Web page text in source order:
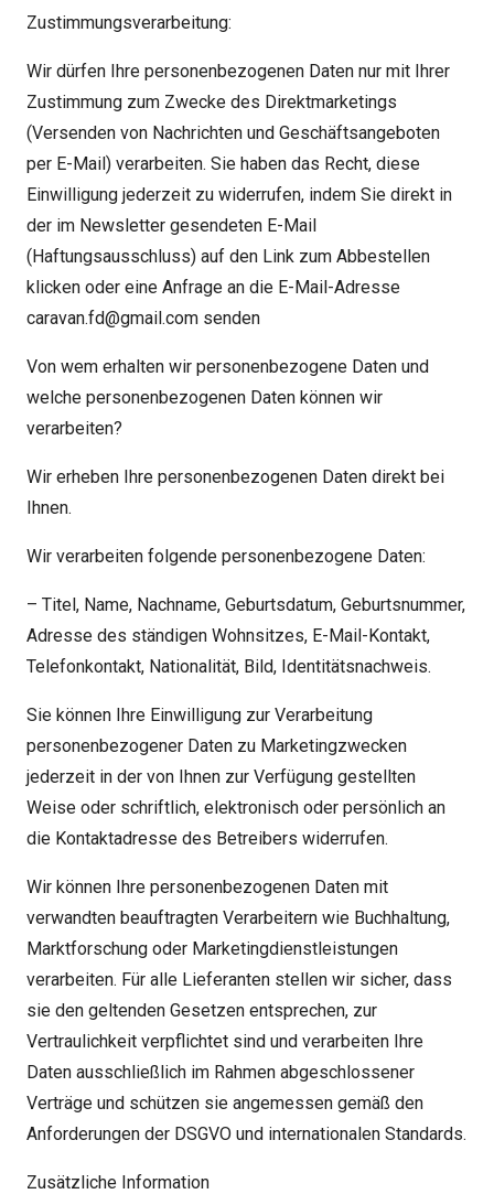
Zustimmungsverarbeitung:
Wir dürfen Ihre personenbezogenen Daten nur mit Ihrer
Zustimmung zum Zwecke des Direktmarketings
(Versenden von Nachrichten und Geschäftsangeboten
per E-Mail) verarbeiten. Sie haben das Recht, diese
Einwilligung jederzeit zu widerrufen, indem Sie direkt in
der im Newsletter gesendeten E-Mail
(Haftungsausschluss) auf den Link zum Abbestellen
klicken oder eine Anfrage an die E-Mail-Adresse
caravan.fd@gmail.com senden
Von wem erhalten wir personenbezogene Daten und
welche personenbezogenen Daten können wir
verarbeiten?
Wir erheben Ihre personenbezogenen Daten direkt bei
Ihnen.
Wir verarbeiten folgende personenbezogene Daten:
– Titel, Name, Nachname, Geburtsdatum, Geburtsnummer,
Adresse des ständigen Wohnsitzes, E-Mail-Kontakt,
Telefonkontakt, Nationalität, Bild, Identitätsnachweis.
Sie können Ihre Einwilligung zur Verarbeitung
personenbezogener Daten zu Marketingzwecken
jederzeit in der von Ihnen zur Verfügung gestellten
Weise oder schriftlich, elektronisch oder persönlich an
die Kontaktadresse des Betreibers widerrufen.
Wir können Ihre personenbezogenen Daten mit
verwandten beauftragten Verarbeitern wie Buchhaltung,
Marktforschung oder Marketingdienstleistungen
verarbeiten. Für alle Lieferanten stellen wir sicher, dass
sie den geltenden Gesetzen entsprechen, zur
Vertraulichkeit verpflichtet sind und verarbeiten Ihre
Daten ausschließlich im Rahmen abgeschlossener
Verträge und schützen sie angemessen gemäß den
Anforderungen der DSGVO und internationalen Standards.
Zusätzliche Information